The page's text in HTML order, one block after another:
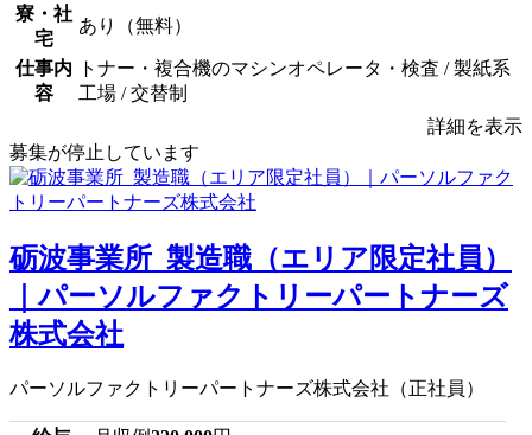
寮・社
宅
あり（無料）
仕事内
容
トナー・複合機のマシンオペレータ・検査 / 製紙系
工場 / 交替制
詳細を表示
募集が停止しています
砺波事業所_製造職（エリア限定社員）
｜パーソルファクトリーパートナーズ
株式会社
パーソルファクトリーパートナーズ株式会社（正社員）